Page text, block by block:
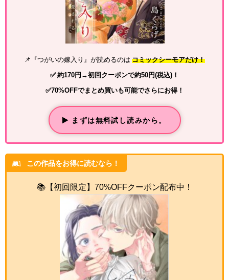
📌『つがいの嫁入り』が読めるのは コミックシーモアだけ！
✅ 約170円→初回クーポンで約50円(税込)！
✅70%OFFでまとめ買いも可能でさらにお得！
まずは無料試し読みから。
この作品をお得に読むなら！
📚【初回限定】70%OFFクーポン配布中！